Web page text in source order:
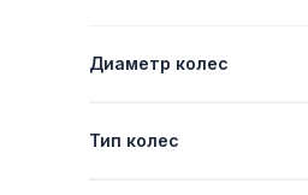
Диаметр колес
Тип колес